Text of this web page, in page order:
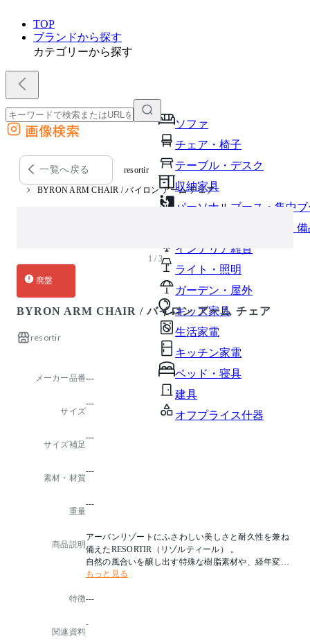
TOP
ブランドから探す
カテゴリーから探す
ソファ
チェア・椅子
テーブル・デスク
収納家具
パーソナルブース・集中
オフィスアクセサリー・
インテリア雑貨
ライト・照明
ガーデン・屋外
キッズ家具
生活家電
キッチン家電
ベッド・寝具
建具
オフプライス什器
外部サイトの商品をカートに追加
他のサイトで見つけた商品ページのURLを貼り付けて、カートに追加できます
画像検索
一覧へ戻る resortir
BYRON ARM CHAIR / バイロン アーム チェア
1 / 3
廃盤
BYRON ARM CHAIR / バイロン アーム チェア
resortir
メーカー品番---
サイズ
---
サイズ補足
---
素材・材質
---
重量
---
商品説明
アーバンリゾートにふさわしい美しさと耐久性を兼ね
備えたRESORTIR（リゾルティール） 。
自然の風合いを醸し出す特殊な樹脂素材や、経年変化
を独自の味わいへと変える水牛革の編み込みなど、
かな表情を宿し、日常から離れたリゾートシーンを忘
もっと見る
特徴---
関連資料
-